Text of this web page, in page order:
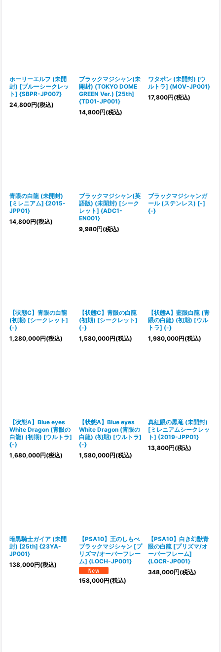
ホーリーエルフ (未開
封) [ブルーシークレッ
ト] {SBPR-JP007}
24,800円(税込)
ブラックマジシャン(未
開封) (TOKYO DOME
GREEN Ver.) [25th]
{TD01-JP001}
14,800円(税込)
ワタポン (未開封) [ウ
ルトラ] {MOV-JP001}
17,800円(税込)
青眼の白龍 (未開封)
[ミレニアム] {2015-
JPP01}
14,800円(税込)
ブラックマジシャン(英
語版) (未開封) [シーク
レット] {ADC1-
EN001}
9,980円(税込)
ブラックマジシャンガ
ール (ステンレス) [-]
{-}
【状態C】青眼の白龍
(初期) [シークレット]
{-}
1,280,000円(税込)
【状態C】青眼の白龍
(初期) [シークレット]
{-}
1,580,000円(税込)
【状態A】藍眼白龍 (青
眼の白龍) (初期) [ウル
トラ] {-}
1,980,000円(税込)
【状態A】Blue eyes
White Dragon (青眼の
白龍) (初期) [ウルトラ]
{-}
1,680,000円(税込)
【状態A】Blue eyes
White Dragon (青眼の
白龍) (初期) [ウルトラ]
{-}
1,580,000円(税込)
真紅眼の黒竜 (未開封)
[ミレニアムシークレッ
ト] {2019-JPP01}
13,800円(税込)
暗黒騎士ガイア (未開
封) [25th] {23YA-
JP001}
138,000円(税込)
【PSA10】王のしもべ
ブラックマジシャン [プ
リズマ/オーバーフレー
ム] {LOCH-JP001}
158,000円(税込)
【PSA10】白き幻獣青
眼の白龍 [プリズマ/オ
ーバーフレーム]
{LOCR-JP001}
348,000円(税込)